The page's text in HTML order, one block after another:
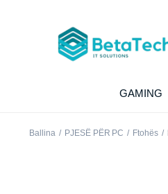
GAMING
Ballina PJESË PËR PC Ftohës